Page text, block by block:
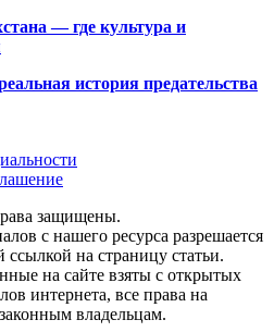
— где культура и
история предательства
защищены.
с нашего ресурса разрешается
ссылкой на страницу статьи.
на сайте взяты с открытых
интернета, все права на
владельцам.